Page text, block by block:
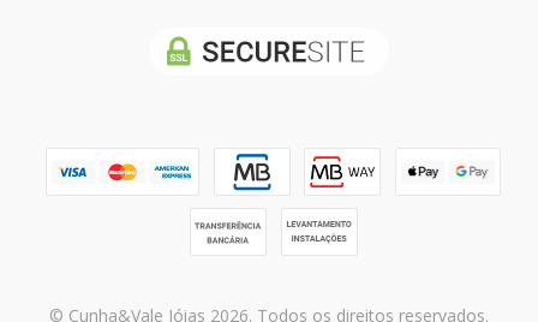
© Cunha&Vale Jóias 2026. Todos os direitos reservados.